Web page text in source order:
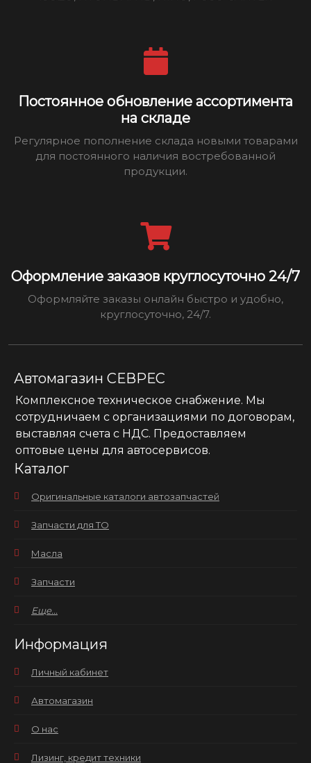
Постоянное обновление ассортимента
на складе
Регулярное пополнение склада новыми товарами
для постоянного наличия востребованной
продукции.
Оформление заказов круглосуточно 24/7
Оформляйте заказы онлайн быстро и удобно,
круглосуточно, 24/7.
Автомагазин СЕВРЕС
Комплексное техническое снабжение. Мы
сотрудничаем с организациями по договорам,
выставляя счета с НДС. Предоставляем
оптовые цены для автосервисов.
Каталог
Оригинальные каталоги автозапчастей
Запчасти для ТО
Масла
Запчасти
Еще...
Информация
Личный кабинет
Автомагазин
О нас
Лизинг, кредит техники